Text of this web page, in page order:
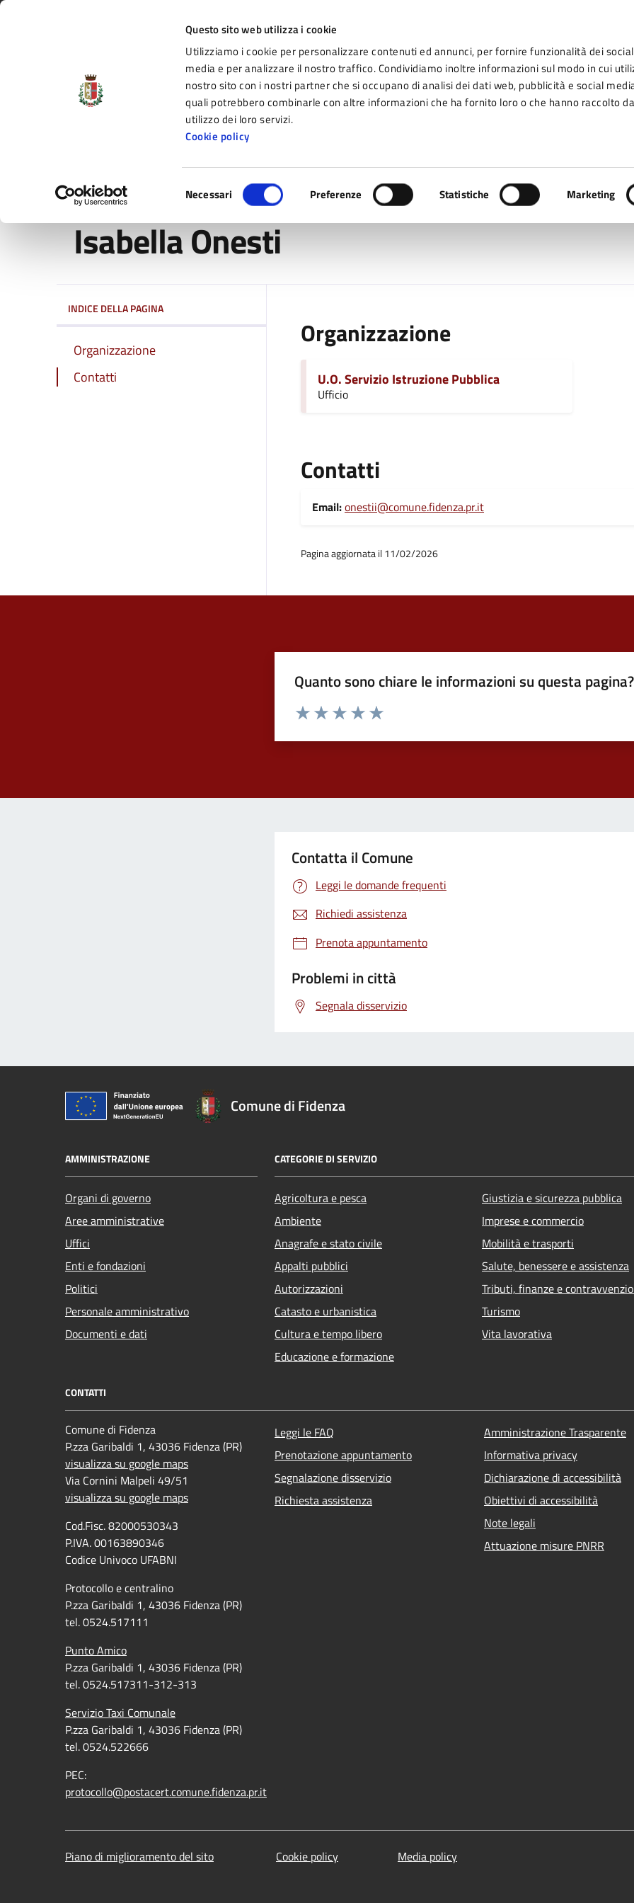
Questo sito web utilizza i cookie
Utilizziamo i cookie per personalizzare contenuti ed annunci, per fornire funzionalità dei social
media e per analizzare il nostro traffico. Condividiamo inoltre informazioni sul modo in cui
nostro sito con i nostri partner che si occupano di analisi dei dati web, pubblicità e social
quali potrebbero combinarle con altre informazioni che ha fornito loro o che hanno raccolto
utilizzo dei loro servizi.
Cookie policy
del
consenso
Necessari Preferenze Statistiche Marketing
Vai al contenuto principale
Vai alla navigazione del sito
Vai al piede di pagina
Comune di Fidenza
il portale di servizi e informazioni del Comune di Fidenza
Novità
Home / Amministrazione / Personale amministrativo / Onesti Isabella
Isabella Onesti
INDICE DELLA PAGINA
Organizzazione
Contatti
Organizzazione
U.O. Servizio Istruzione Pubblica
Ufficio
Contatti
Email:onestii@comune.fidenza.pr.it
Pagina aggiornata il 11/02/2026
Quanto sono chiare le informazioni su questa pagina?
Valuta da 1 a 5 stelle la pagina
Contatta il Comune
Leggi le domande frequenti
Richiedi assistenza
Prenota appuntamento
Problemi in città
Segnala disservizio
Comune di Fidenza
AMMINISTRAZIONE
Organi di governo
Aree amministrative
Uffici
Enti e fondazioni
Politici
Personale amministrativo
Documenti e dati
CATEGORIE DI SERVIZIO
Agricoltura e pesca
Ambiente
Anagrafe e stato civile
Appalti pubblici
Autorizzazioni
Catasto e urbanistica
Cultura e tempo libero
Educazione e formazione
Giustizia e sicurezza pubblica
Imprese e commercio
Mobilità e trasporti
Salute, benessere e assistenza
Tributi, finanze e
Turismo
Vita lavorativa
CONTATTI
Comune di Fidenza
P.zza Garibaldi 1, 43036 Fidenza (PR)
visualizza su google maps
Via Cornini Malpeli 49/51
visualizza su google maps
Cod.Fisc. 82000530343
P.IVA. 00163890346
Codice Univoco UFABNI
Protocollo e centralino
P.zza Garibaldi 1, 43036 Fidenza (PR)
tel. 0524.517111
Punto Amico
P.zza Garibaldi 1, 43036 Fidenza (PR)
tel. 0524.517311-312-313
Servizio Taxi Comunale
P.zza Garibaldi 1, 43036 Fidenza (PR)
tel. 0524.522666
PEC:
protocollo@postacert.comune.fidenza.pr.it
Leggi le FAQ
Prenotazione appuntamento
Segnalazione disservizio
Richiesta assistenza
Amministrazione Trasparente
Informativa privacy
Dichiarazione di accessibilità
Obiettivi di accessibilità
Note legali
Attuazione misure PNRR
Piano di miglioramento del sito Cookie policy Media policy